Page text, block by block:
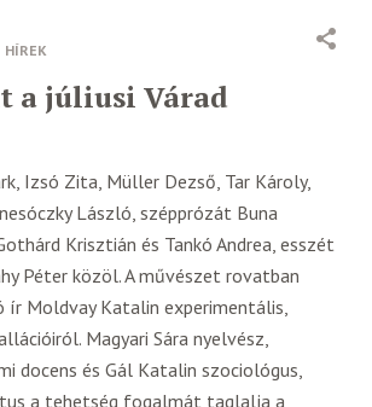
HÍREK
a júliusi Várad
Izsó Zita, Müller Dezső, Tar Károly,
László, szépprózát Buna
Krisztián és Tankó Andrea, esszét
Péter közöl. A művészet rovatban
ír Moldvay Katalin experimentális,
Magyari Sára nyelvész,
docens és Gál Katalin szociológus,
a tehetség fogalmát taglalja a